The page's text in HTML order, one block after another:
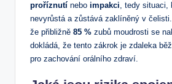
proříznutí nebo impakci, tedy situaci,
⁤nevyrůstá a ‌zůstává‌ zaklíněný v
že přibližně 85 % zubů moudrosti se
dokládá, že tento zákrok​ je zdaleka
pro zachování orálního zdraví.